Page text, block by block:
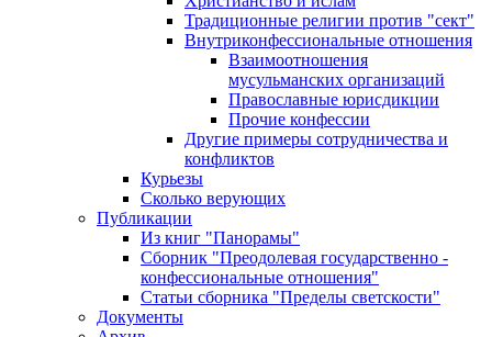
Традиционные религии против "сект"
Внутриконфессиональные отношения
Взаимоотношения
мусульманских организаций
Православные юрисдикции
Прочие конфессии
Другие примеры сотрудничества и
конфликтов
Курьезы
Сколько верующих
Публикации
Из книг "Панорамы"
Сборник "Преодолевая государственно -
конфессиональные отношения"
Статьи сборника "Пределы светскости"
Документы